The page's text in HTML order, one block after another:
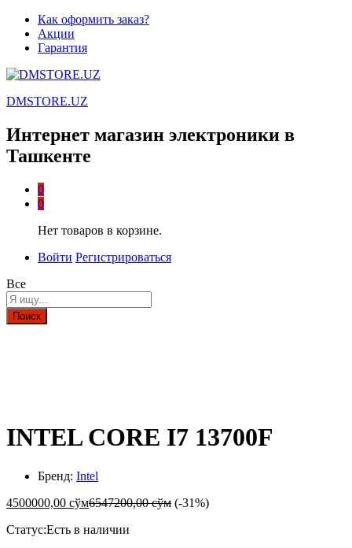
Как оформить заказ?
Акции
Гарантия
DMSTORE.UZ
Интернет магазин электроники в
Ташкенте
0
0
Нет товаров в корзине.
Войти Регистрироваться
Все
Поиск
INTEL CORE I7 13700F
Бренд: Intel
4500000,00 сўм6547200,00сўм (-31%)
Статус:Есть в наличии